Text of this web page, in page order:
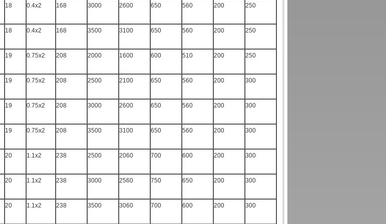
18 0.4x2 168 3000 2600 650 560 200 250
18 0.4x2 168 3500 3100 650 560 200 250
19 0.75x2 208 2000 1600 600 510 200 250
19 0.75x2 208 2500 2100 650 560 200 300
19 0.75x2 208 3000 2600 650 560 200 300
19 0.75x2 208 3500 3100 650 560 200 300
20 1.1x2 238 2500 2060 700 600 200 300
20 1.1x2 238 3000 2560 750 650 200 300
20 1.1x2 238 3500 3060 700 600 200 300